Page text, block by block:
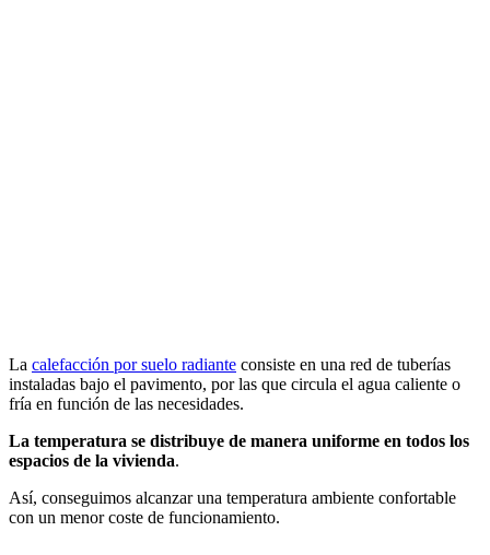
La calefacción por suelo radiante consiste en una red de tuberías
instaladas bajo el pavimento, por las que circula el agua caliente o
fría en función de las necesidades.
La temperatura se distribuye de manera uniforme en todos los
espacios de la vivienda.
Así, conseguimos alcanzar una temperatura ambiente confortable
con un menor coste de funcionamiento.